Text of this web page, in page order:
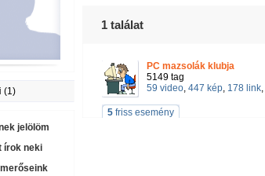
(1)
jelölöm
írok neki
1találat
PC mazsolák klubja
5149 tag
59 video, 447 kép, 178 link,
5friss esemény